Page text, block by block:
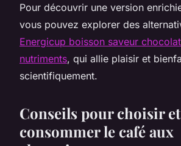
Pour découvrir une version
vous pouvez explorer des
Energicup boisson saveur
nutriments, qui allie plaisir et
scientifiquement.
Conseils pour choisir et
consommer le café aux